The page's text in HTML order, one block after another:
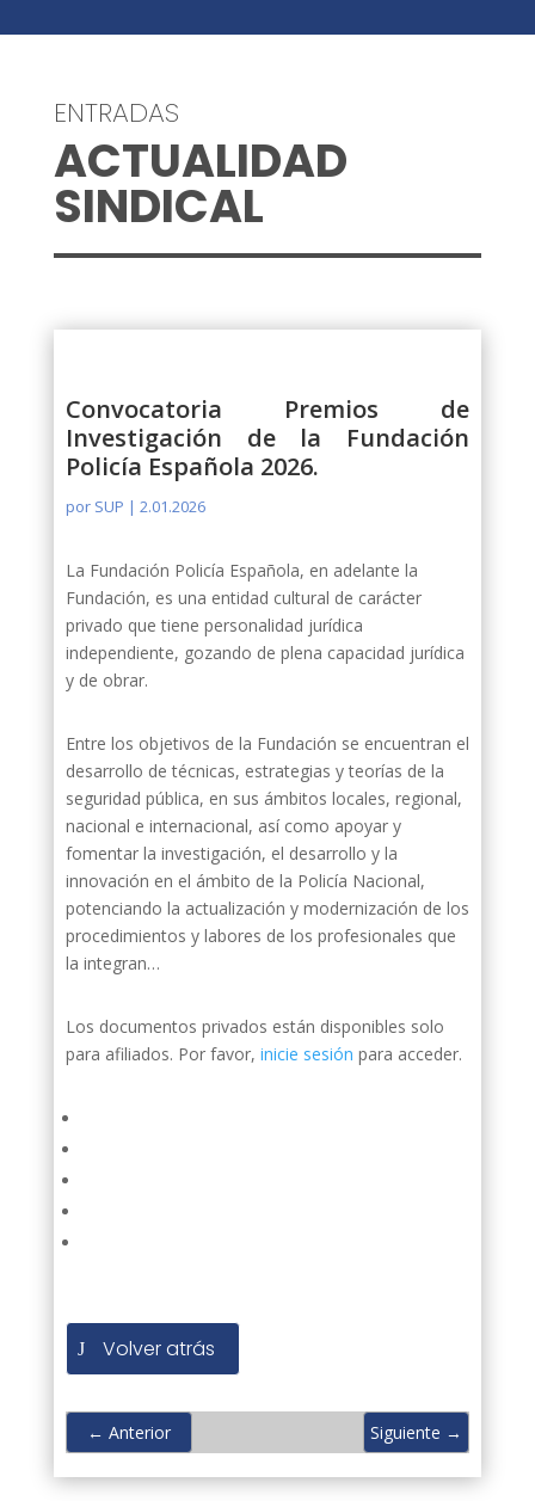
ENTRADAS
ACTUALIDAD
SINDICAL
Convocatoria Premios de
Investigación de la Fundación
Policía Española 2026.
por SUP | 2.01.2026
La Fundación Policía Española, en adelante la
Fundación, es una entidad cultural de carácter
privado que tiene personalidad jurídica
independiente, gozando de plena capacidad jurídica
y de obrar.
Entre los objetivos de la Fundación se encuentran el
desarrollo de técnicas, estrategias y teorías de la
seguridad pública, en sus ámbitos locales, regional,
nacional e internacional, así como apoyar y
fomentar la investigación, el desarrollo y la
innovación en el ámbito de la Policía Nacional,
potenciando la actualización y modernización de los
procedimientos y labores de los profesionales que
la integran…
Los documentos privados están disponibles solo
para afiliados. Por favor, inicie sesión para acceder.
Volver atrás
← Anterior Siguiente →